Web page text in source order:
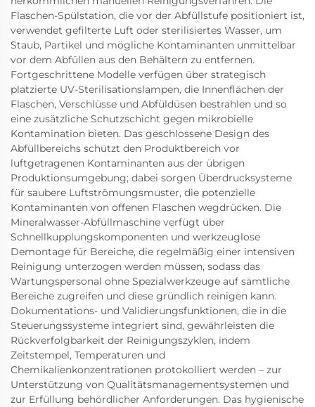
Flaschen-Spülstation, die vor der Abfüllstufe positioniert ist,
verwendet gefilterte Luft oder sterilisiertes Wasser, um
Staub, Partikel und mögliche Kontaminanten unmittelbar
vor dem Abfüllen aus den Behältern zu entfernen.
Fortgeschrittene Modelle verfügen über strategisch
platzierte UV-Sterilisationslampen, die Innenflächen der
Flaschen, Verschlüsse und Abfüldüsen bestrahlen und so
eine zusätzliche Schutzschicht gegen mikrobielle
Kontamination bieten. Das geschlossene Design des
Abfüllbereichs schützt den Produktbereich vor
luftgetragenen Kontaminanten aus der übrigen
Produktionsumgebung; dabei sorgen Überdrucksysteme
für saubere Luftströmungsmuster, die potenzielle
Kontaminanten von offenen Flaschen wegdrücken. Die
Mineralwasser-Abfüllmaschine verfügt über
Schnellkupplungskomponenten und werkzeuglose
Demontage für Bereiche, die regelmäßig einer intensiven
Reinigung unterzogen werden müssen, sodass das
Wartungspersonal ohne Spezialwerkzeuge auf sämtliche
Bereiche zugreifen und diese gründlich reinigen kann.
Dokumentations- und Validierungsfunktionen, die in die
Steuerungssysteme integriert sind, gewährleisten die
Rückverfolgbarkeit der Reinigungszyklen, indem
Zeitstempel, Temperaturen und
Chemikalienkonzentrationen protokolliert werden – zur
Unterstützung von Qualitätsmanagementsystemen und
zur Erfüllung behördlicher Anforderungen. Das hygienische